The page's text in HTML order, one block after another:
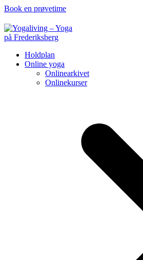
Book en prøvetime
Holdplan
Online yoga
Onlinearkivet
Onlinekurser